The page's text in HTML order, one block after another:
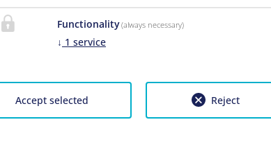
ajánlatkérését, és már néhány percen belül
Önt, és készséggel válaszolunk az Ön minden,
Functionality(always necessary)
↓ 1 service
Reject
Accept selected